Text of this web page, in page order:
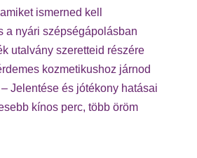
ismerned kell
a nyári szépségápolásban
utalvány szeretteid részére
kozmetikushoz járnod
Jelentése és jótékony hatásai
kínos perc, több öröm